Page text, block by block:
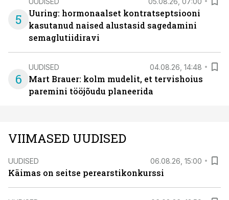
5
Uuring: hormonaalset kontratseptsiooni
kasutanud naised alustasid sagedamini
semaglutiidiravi
6
UUDISED 04.08.26, 14:48
Mart Brauer: kolm mudelit, et tervishoius
paremini tööjõudu planeerida
VIIMASED UUDISED
UUDISED 06.08.26, 15:00
Käimas on seitse perearstikonkurssi